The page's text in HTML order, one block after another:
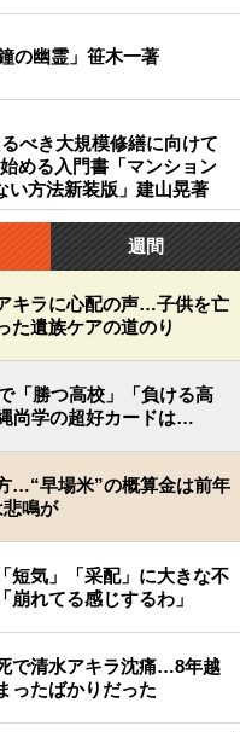
の幽霊」笹木一著
べき大規模修繕に向けて
める入門書「マンション
い方法新装版」建山晃著
週間
キラに心配の声…子供を亡
た遺族ケアの道のり
「勝つ高校」「負ける高
尚学の超好カードは…
…“早場米”の概算金は前年
鳴が
短気」「采配」に大きな不
れてる感じするわ」
で清水アキラ沈痛…8年越
ったばかりだった